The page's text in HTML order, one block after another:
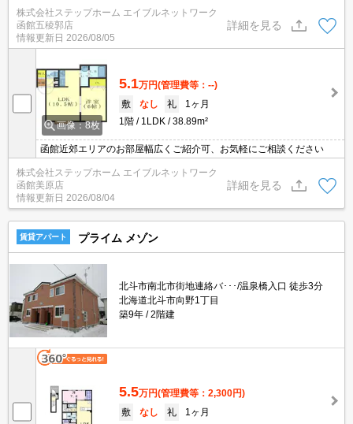
株式会社ステップホーム エイブルネットワーク
函館五稜郭店
情報更新日 2026/08/05
詳細を見る
画像：8枚
5.1万円(管理費等：--)
敷
なし 礼
1ヶ月
1階
1LDK 38.89m²
函館近郊エリアのお部屋幅広くご紹介可、お気軽にご相談ください
株式会社ステップホーム エイブルネットワーク
函館美原店
情報更新日 2026/08/04
詳細を見る
賃貸アパート プライム メゾン
北斗市南北市街地連絡バ･･･/温泉橋入口 徒歩3分
北海道北斗市向野1丁目
築9年
2階建
5.5万円(管理費等：2,300円)
敷
なし 礼
1ヶ月